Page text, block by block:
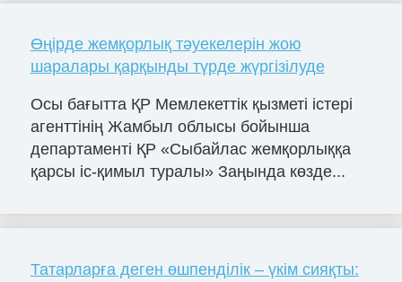
Өңірде жемқорлық тәуекелерін жою
шаралары қарқынды түрде жүргізілуде
Осы бағытта ҚР Мемлекеттік қызметі істері
агенттінің Жамбыл облысы бойынша
департаменті ҚР «Сыбайлас жемқорлыққа
қарсы іс-қимыл туралы» Заңында көзде...
Татарларға деген өшпенділік – үкім сияқты: